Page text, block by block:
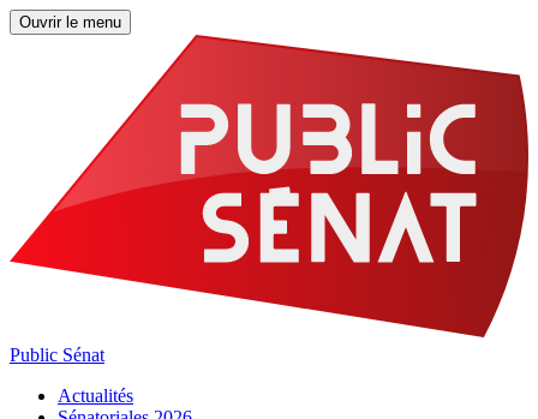
Ouvrir le menu
Public Sénat
Actualités